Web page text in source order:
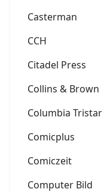
Casterman
CCH
Citadel Press
Collins & Brown
Columbia Tristar
Comicplus
Comiczeit
Computer Bild